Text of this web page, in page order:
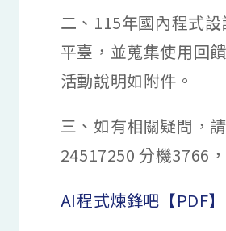
二、115年國內程式
平臺，並蒐集使用回
活動說明如附件。
三、如有相關疑問，
24517250 分機3766
AI程式煉鋒吧【PDF】